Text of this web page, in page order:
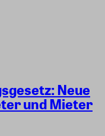
Neue
und Mieter